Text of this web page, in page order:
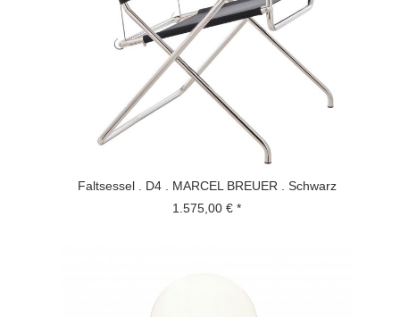
Faltsessel . D4 . MARCEL BREUER . Schwarz
1.575,00 € *